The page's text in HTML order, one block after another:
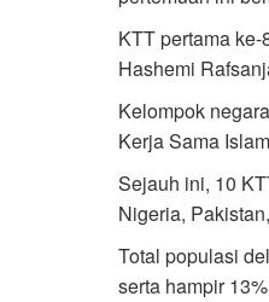
KTT pertama
Hashemi
Kelompok
Kerja Sama
Sejauh ini, 10
Nigeria,
Total populasi
serta hampir